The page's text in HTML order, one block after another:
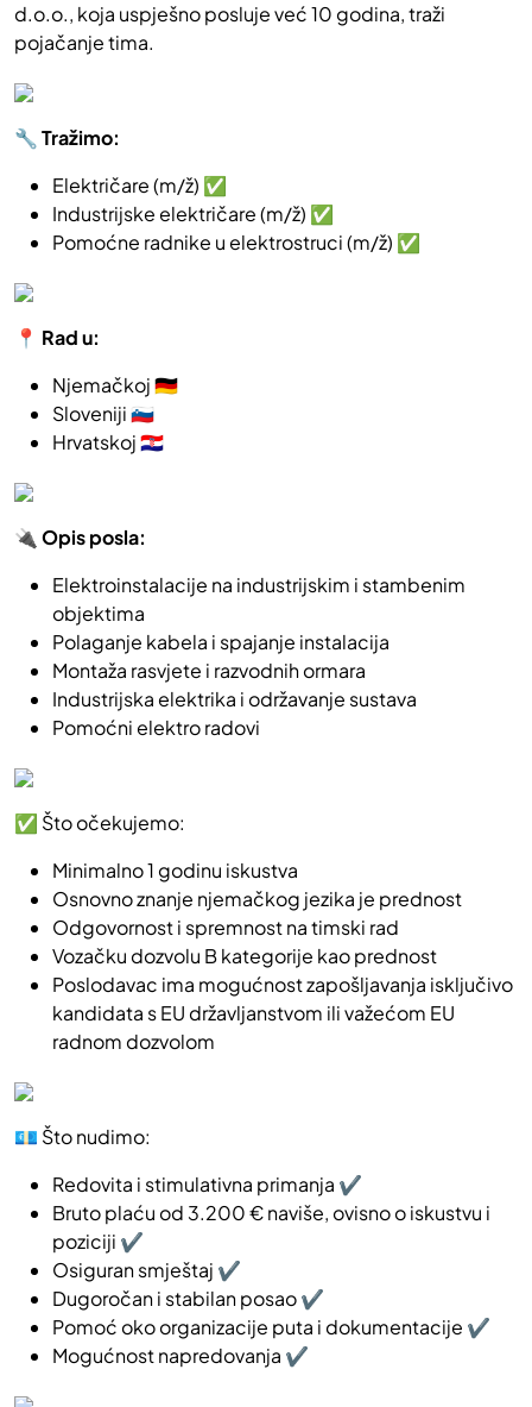
d.o.o., koja uspješno posluje već 10 godina, traži
pojačanje tima.
🔧 Tražimo:
Električare (m/ž) ✅
Industrijske električare (m/ž) ✅
Pomoćne radnike u elektrostruci (m/ž) ✅
📍 Rad u:
Njemačkoj 🇩🇪
Sloveniji 🇸🇮
Hrvatskoj 🇭🇷
🔌 Opis posla:
Elektroinstalacije na industrijskim i stambenim
objektima
Polaganje kabela i spajanje instalacija
Montaža rasvjete i razvodnih ormara
Industrijska elektrika i održavanje sustava
Pomoćni elektro radovi
✅ Što očekujemo:
Minimalno 1 godinu iskustva
Osnovno znanje njemačkog jezika je prednost
Odgovornost i spremnost na timski rad
Vozačku dozvolu B kategorije kao prednost
Poslodavac ima mogućnost zapošljavanja isključivo
kandidata s EU državljanstvom ili važećom EU
radnom dozvolom
💶 Što nudimo:
Redovita i stimulativna primanja ✔️
Bruto plaću od 3.200 € naviše, ovisno o iskustvu i
poziciji ✔️
Osiguran smještaj ✔️
Dugoročan i stabilan posao ✔️
Pomoć oko organizacije puta i dokumentacije ✔️
Mogućnost napredovanja ✔️